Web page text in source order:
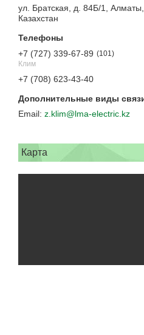
ул. Братская, д. 84Б/1, Алматы,
Казахстан
+7 (727) 339-67-89
101
Клим
+7 (708) 623-43-40
z.klim@lma-electric.kz
Карта